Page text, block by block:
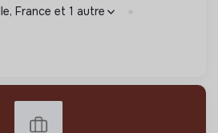
France et 1 autre